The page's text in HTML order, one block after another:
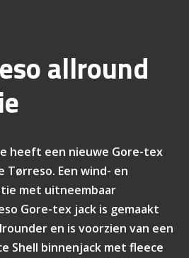
allround
heeft een nieuwe Gore-tex
Tørreso. Een wind- en
met uitneembaar
Gore-tex jack is gemaakt
en is voorzien van een
Shell binnenjack met fleece